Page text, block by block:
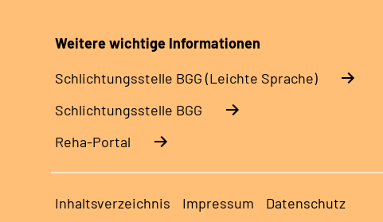
Weitere wichtige Informationen
Schlich­tungs­stel­le BGG (Leichte Sprache)
Schlich­tungs­stel­le BGG
Reha-Portal
Inhaltsverzeichnis Impressum Datenschutz